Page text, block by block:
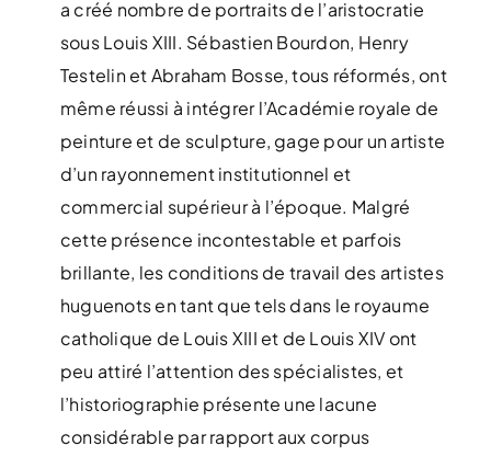
a créé nombre de portraits de l’aristocratie
sous Louis XIII. Sébastien Bourdon, Henry
Testelin et Abraham Bosse, tous réformés, ont
même réussi à intégrer l’Académie royale de
peinture et de sculpture, gage pour un artiste
d’un rayonnement institutionnel et
commercial supérieur à l’époque. Malgré
cette présence incontestable et parfois
brillante, les conditions de travail des artistes
huguenots en tant que tels dans le royaume
catholique de Louis XIII et de Louis XIV ont
peu attiré l’attention des spécialistes, et
l’historiographie présente une lacune
considérable par rapport aux corpus